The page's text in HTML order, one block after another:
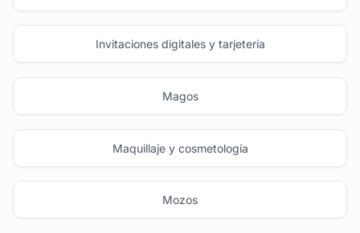
Invitaciones digitales y tarjetería
Magos
Maquillaje y cosmetología
Mozos